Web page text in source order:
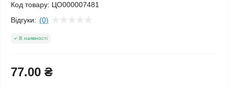
Код товару: ЦО000007481
Відгуки: (0)
В наявності
77.00 ₴